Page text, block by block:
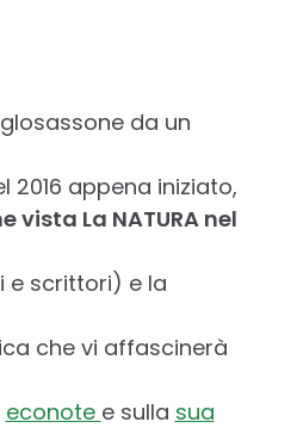
da un
appena iniziato,
vista La NATURA nel
e scrittori) e la
che vi affascinerà
econote e sulla sua